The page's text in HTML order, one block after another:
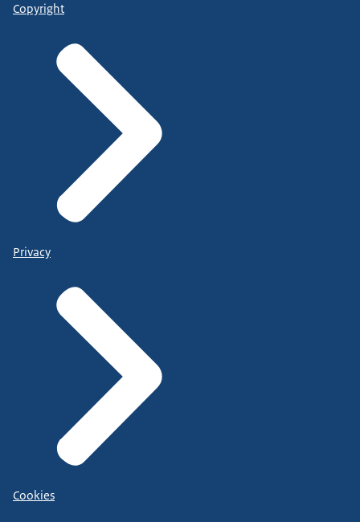
Copyright
Privacy
Cookies